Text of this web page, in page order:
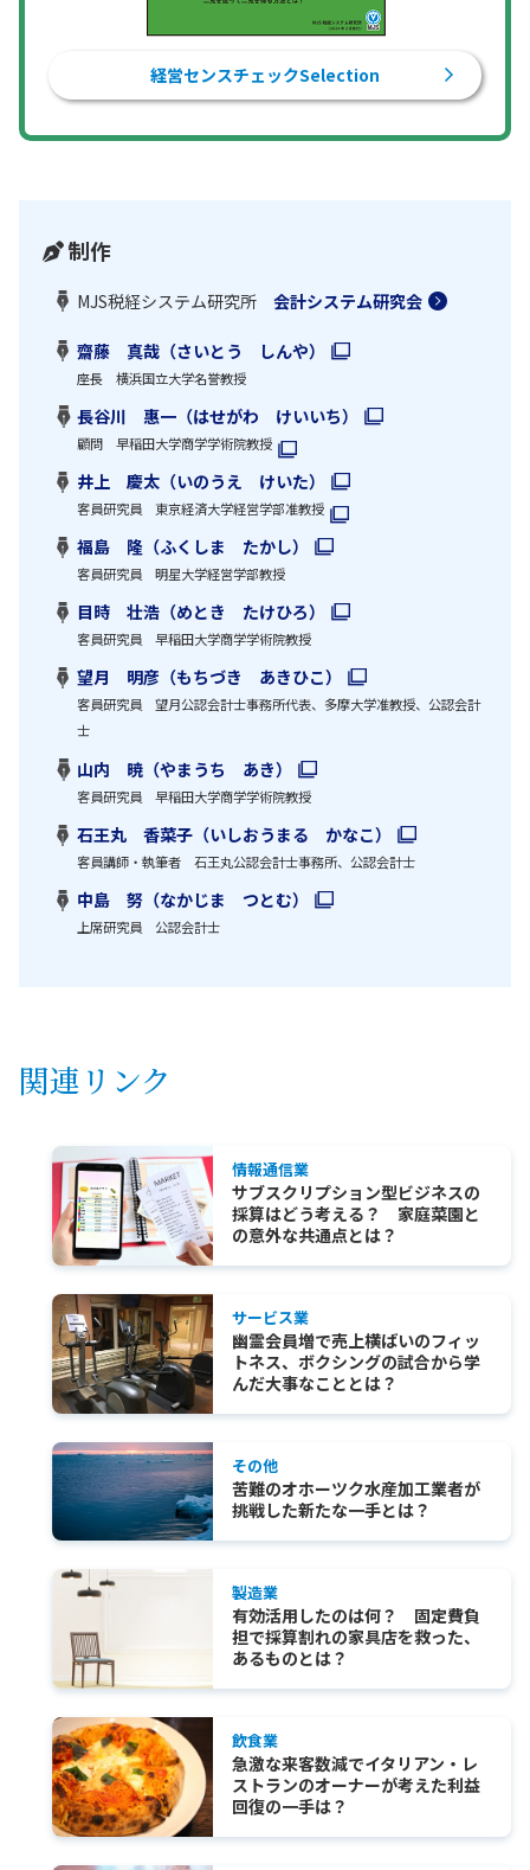
経営センスチェックSelection
制作
MJS税経システム研究所 会計システム研究会
齋藤 真哉（さいとう しんや）
座長 横浜国立大学名誉教授
長谷川 惠一（はせがわ けいいち）
顧問 早稲田大学商学学術院教授
井上 慶太（いのうえ けいた）
客員研究員 東京経済大学経営学部准教授
福島 隆（ふくしま たかし）
客員研究員 明星大学経営学部教授
目時 壮浩（めとき たけひろ）
客員研究員 早稲田大学商学学術院教授
望月 明彦（もちづき あきひこ）
客員研究員 望月公認会計士事務所代表、多摩大学准教授、公認会計
士
山内 暁（やまうち あき）
客員研究員 早稲田大学商学学術院教授
石王丸 香菜子（いしおうまる かなこ）
客員講師・執筆者 石王丸公認会計士事務所、公認会計士
中島 努（なかじま つとむ）
上席研究員 公認会計士
関連リンク
情報通信業
サブスクリプション型ビジネスの
採算はどう考える？ 家庭菜園と
の意外な共通点とは？
サービス業
幽霊会員増で売上横ばいのフィッ
トネス、ボクシングの試合から学
んだ大事なこととは？
その他
苦難のオホーツク水産加工業者が
挑戦した新たな一手とは？
製造業
有効活用したのは何？ 固定費負
担で採算割れの家具店を救った、
あるものとは？
飲食業
急激な来客数減でイタリアン・レ
ストランのオーナーが考えた利益
回復の一手は？